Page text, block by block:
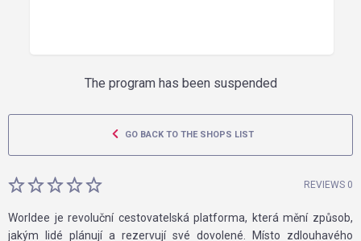
The program has been suspended
GO BACK TO THE SHOPS LIST
REVIEWS 0
Worldee je revoluční cestovatelská platforma, která mění způsob,
jakým lidé plánují a rezervují své dovolené. Místo zdlouhavého